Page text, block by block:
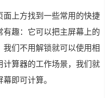
面上方找到一些常用的快捷
趣：它可以把主屏幕上的
们不用解锁就可以使用相
计算器的工作场景，我们就
即可计算。